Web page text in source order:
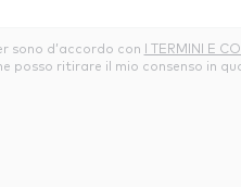
sono d’accordo con I TERMINI E
posso ritirare il mio consenso in